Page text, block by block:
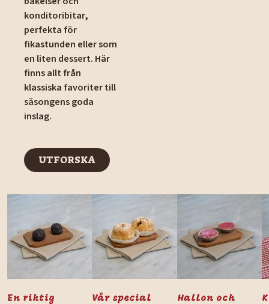
konditoribitar,
perfekta för
fikastunden eller som
en liten dessert. Här
finns allt från
klassiska favoriter till
säsongens goda
inslag.
UTFORSKA
UTFORSKA
En riktig
Vår special
Hallon och